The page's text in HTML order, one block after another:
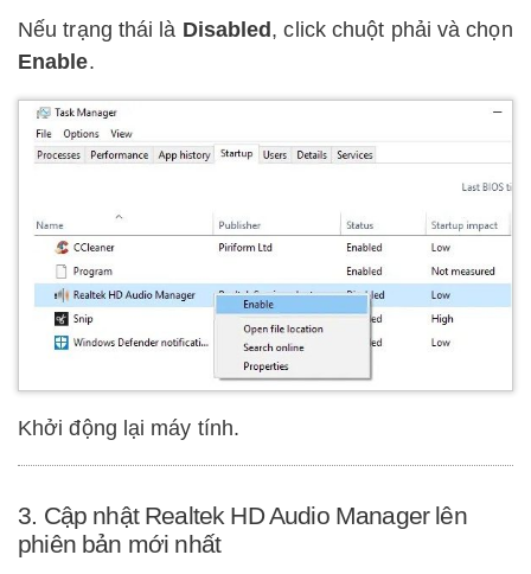
Nếu trạng thái là Disabled, click chuột phải và chọn
Enable.
Khởi động lại máy tính.
3. Cập nhật Realtek HD Audio Manager lên
phiên bản mới nhất